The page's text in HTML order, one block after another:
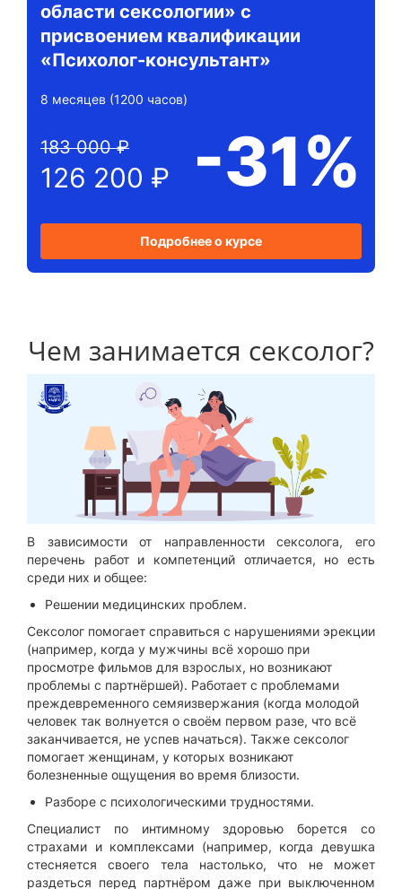
области сексологии» с
присвоением квалификации
«Психолог-консультант»
8 месяцев (1200 часов)
126 200 ₽
183 000 ₽ -31%
Подробнее о курсе
Чем занимается сексолог?
В зависимости от направленности сексолога, его
перечень работ и компетенций отличается, но есть
среди них и общее:
Решении медицинских проблем.
Сексолог помогает справиться с нарушениями эрекции
(например, когда у мужчины всё хорошо при
просмотре фильмов для взрослых, но возникают
проблемы с партнёршей). Работает с проблемами
преждевременного семяизвержания (когда молодой
человек так волнуется о своём первом разе, что всё
заканчивается, не успев начаться). Также сексолог
помогает женщинам, у которых возникают
болезненные ощущения во время близости.
Разборе с психологическими трудностями.
Специалист по интимному здоровью борется со
страхами и комплексами (например, когда девушка
стесняется своего тела настолько, что не может
раздеться перед партнёром даже при выключенном